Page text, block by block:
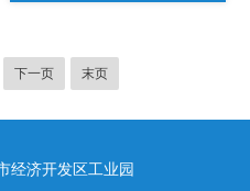
下一页 末页
经济开发区工业园